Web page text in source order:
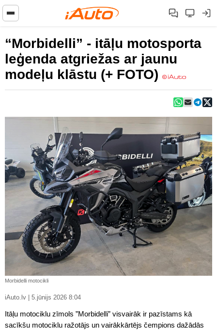
“Morbidelli” - itāļu motosporta
leģenda atgriežas ar jaunu
modeļu klāstu (+ FOTO)
Morbidelli motocikli
iAuto.lv | 5.jūnijs 2026 8:04
Itāļu motociklu zīmols ”Morbidelli” visvairāk ir pazīstams kā
sacīkšu motociklu ražotājs un vairākkārtējs čempions dažādās